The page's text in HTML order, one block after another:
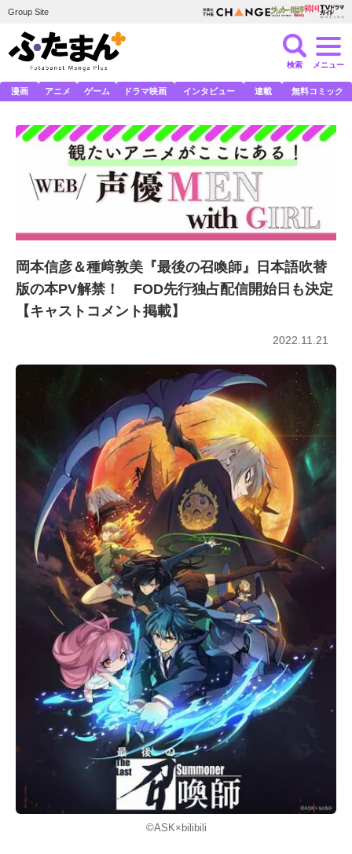
Group Site
検索 メニュー
漫画 アニメ ゲーム ドラマ映画 インタビュー 連載 無料コミック
岡本信彦＆種﨑敦美『最後の召喚師』日本語吹替
版の本PV解禁！ FOD先行独占配信開始日も決定
【キャストコメント掲載】
2022.11.21
©ASK×bilibili